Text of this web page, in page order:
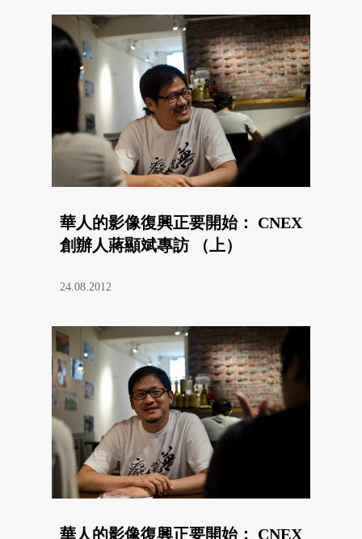
華人的影像復興正要開始： CNEX
創辦人蔣顯斌專訪 （上）
24.08.2012
華人的影像復興正要開始： CNEX